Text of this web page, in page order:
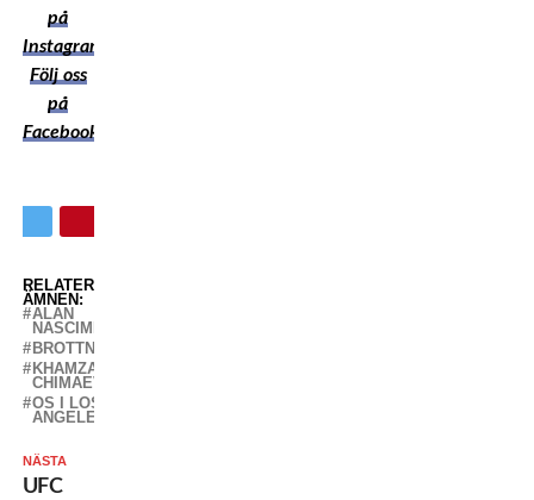
på
Instagram
Följ oss
på
Facebook
RELATERADE
ÄMNEN:
ALAN
NASCIMENTO
BROTTNING
KHAMZAT
CHIMAEV
OS I LOS
ANGELES
NÄSTA
UFC